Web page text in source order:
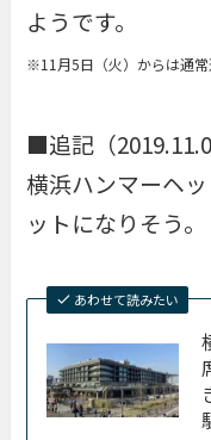
ようです。
※11月5日（火）からは通常
■追記（
横浜ハンマーヘ
ットになりそう。
あわせて読みたい